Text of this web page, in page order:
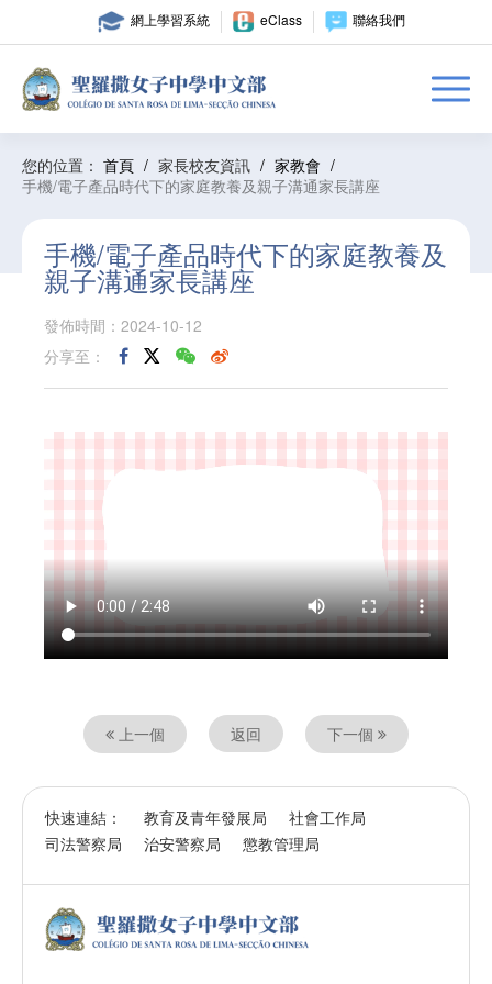
網上學習系統 eClass 聯絡我們
您的位置： 首頁 / 家長校友資訊 / 家教會 /
手機/電子產品時代下的家庭教養及親子溝通家長講座
手機/電子產品時代下的家庭教養及
親子溝通家長講座
發佈時間：2024-10-12
分享至：
上一個 返回 下一個
快速連結： 教育及青年發展局
社會工作局
司法警察局
治安警察局 懲教管理局